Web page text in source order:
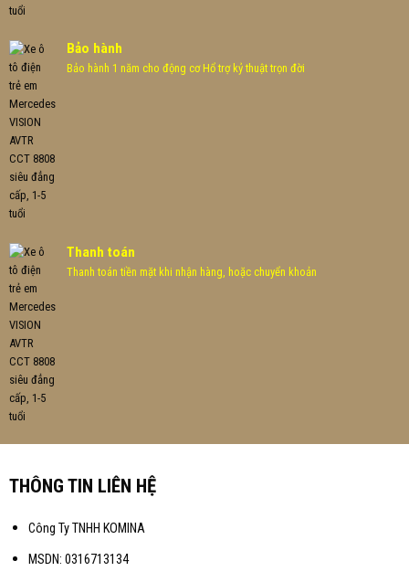
Bảo hành
Bảo hành 1 năm cho động cơ Hổ trợ kỷ thuật trọn đời
Thanh toán
Thanh toán tiền mặt khi nhận hàng, hoặc chuyển khoản
THÔNG TIN LIÊN HỆ
Công Ty TNHH KOMINA
MSDN: 0316713134